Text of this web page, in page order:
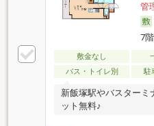
管
7
敷金なし
バス・トイレ別
駐
新飯塚駅やバスターミ
ット無料♪